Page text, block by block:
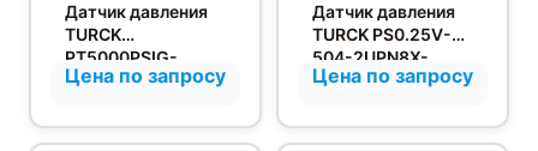
Датчик давления
TURCK
PT5000PSIG-
2014-I2-H1143
Цена по запросу
Датчик давления
TURCK PS0.25V-
504-2UPN8X-
H1141/3GD
Цена по запросу